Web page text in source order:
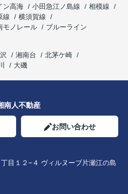
ン高海 小田急江ノ島線
相模線
線
横須賀線
モノレール
ブルーライン
湘南台
北茅ケ崎
大磯
南人不動産
お問い合わせ
目１２−４ ヴィルヌーブ片瀬江の島